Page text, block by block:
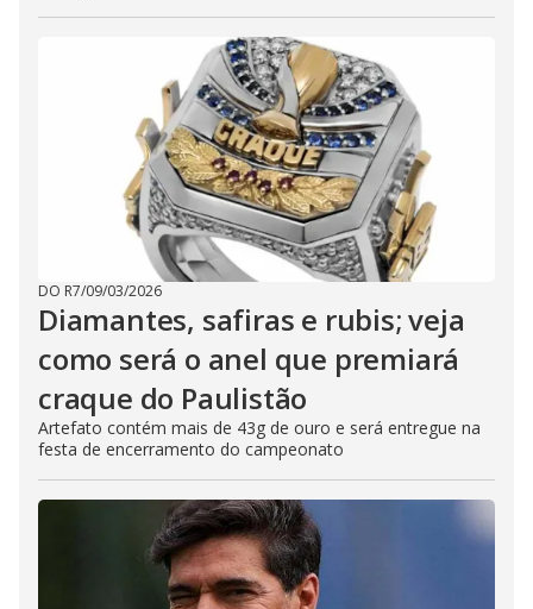
DO R7/09/03/2026
Diamantes, safiras e rubis; veja
como será o anel que premiará
craque do Paulistão
Artefato contém mais de 43g de ouro e será entregue na
festa de encerramento do campeonato